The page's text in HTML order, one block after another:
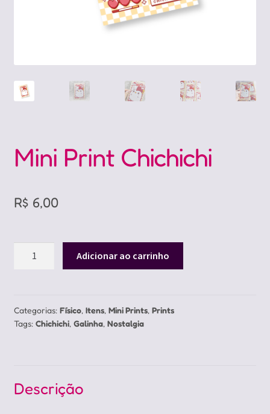
Mini Print Chichichi
R$ 6,00
Adicionar ao carrinho
Categorias: Físico, Itens, Mini Prints, Prints
Tags: Chichichi, Galinha, Nostalgia
Descrição